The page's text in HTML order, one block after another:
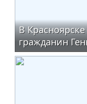
В
гражданин